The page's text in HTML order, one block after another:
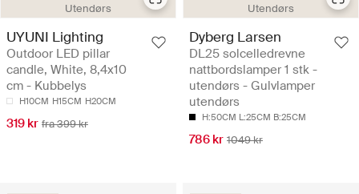
Utendørs
UYUNI Lighting
Outdoor LED pillar
candle, White, 8,4x10
cm - Kubbelys
H10CM H15CM H20CM
319 kr fra 399 kr
Utendørs
Dyberg Larsen
DL25 solcelledrevne
nattbordslamper 1 stk -
utendørs - Gulvlamper
utendørs
H:50CM L:25CM B:25CM
786 kr 1049 kr